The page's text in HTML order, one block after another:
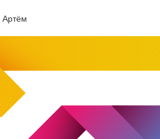
Артём